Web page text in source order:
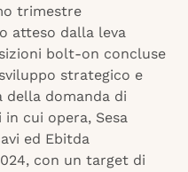
trimestre
atteso dalla leva
bolt-on concluse
strategico e
della domanda di
cui opera, Sesa
ed Ebitda
con un target di